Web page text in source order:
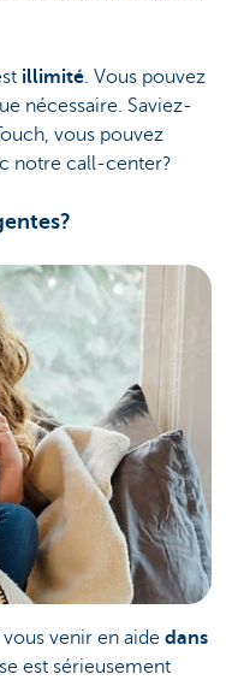
illimité. Vous pouvez
nécessaire. Saviez-
vous pouvez
notre call-center?
venir en aide dans
est sérieusement